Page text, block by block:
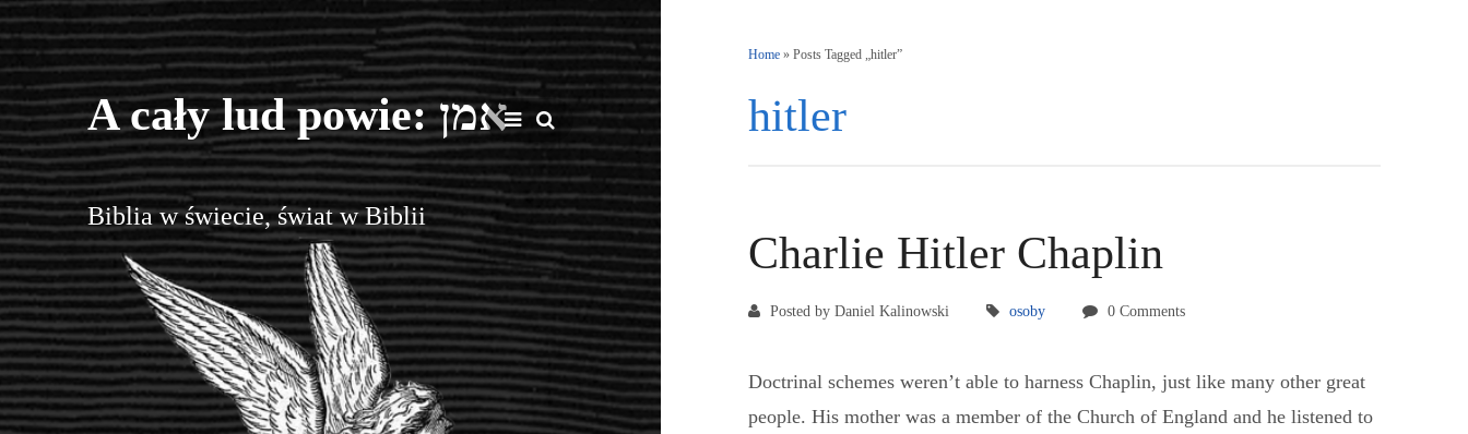
A cały lud powie: אמן
Biblia w świecie, świat w Biblii
Home» Posts Tagged „hitler”
hitler
Charlie Hitler Chaplin
Posted by Daniel Kalinowski osoby 0 Comments
Doctrinal schemes weren’t able to harness Chaplin, just like many other great
people. His mother was a member of the Church of England and he listened to